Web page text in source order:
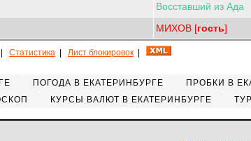
Восставший из Ада
МИХОВ [гость]
Статистика Лист блокировок
ПОГОДА В ЕКАТЕРИНБУРГЕ ПРОБКИ В
КУРСЫ ВАЛЮТ В ЕКАТЕРИНБУРГЕ